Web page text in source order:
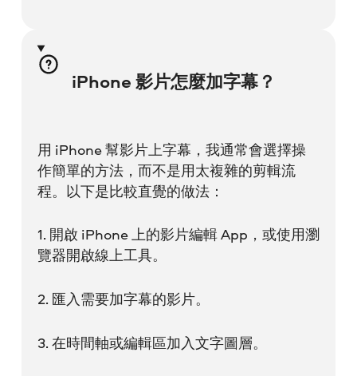
iPhone 影片怎麼加字幕？
用 iPhone 幫影片上字幕，我通常會選擇操
作簡單的方法，而不是用太複雜的剪輯流
程。以下是比較直覺的做法：
1. 開啟 iPhone 上的影片編輯 App，或使用瀏
覽器開啟線上工具。
2. 匯入需要加字幕的影片。
3. 在時間軸或編輯區加入文字圖層。